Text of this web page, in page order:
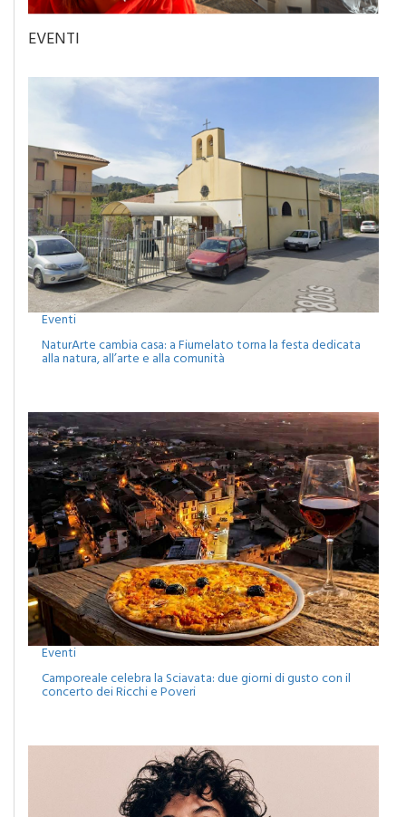
EVENTI
Eventi
NaturArte cambia casa: a Fiumelato torna la festa dedicata
alla natura, all’arte e alla comunità
Eventi
Camporeale celebra la Sciavata: due giorni di gusto con il
concerto dei Ricchi e Poveri